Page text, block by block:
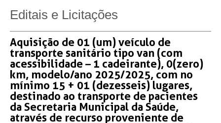
Editais e Licitações
Aquisição de 01 (um) veículo de
transporte sanitário tipo van (com
acessibilidade – 1 cadeirante), 0(zero)
km, modelo/ano 2025/2025, com no
mínimo 15 + 01 (dezesseis) lugares,
destinado ao transporte de pacientes
da Secretaria Municipal da Saúde,
através de recurso proveniente de